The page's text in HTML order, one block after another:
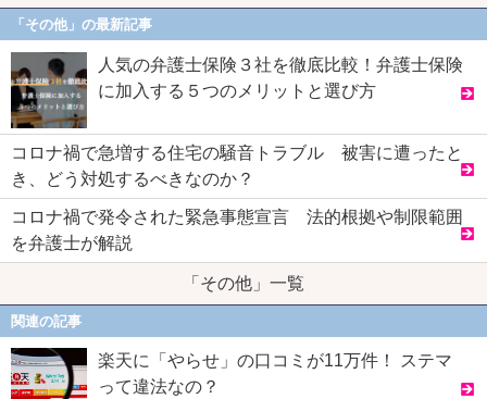
「その他」の最新記事
人気の弁護士保険３社を徹底比較！弁護士保険
に加入する５つのメリットと選び方
コロナ禍で急増する住宅の騒音トラブル 被害に遭ったと
き、どう対処するべきなのか？
コロナ禍で発令された緊急事態宣言 法的根拠や制限範囲
を弁護士が解説
「その他」一覧
関連の記事
楽天に「やらせ」の口コミが11万件！ ステマ
って違法なの？